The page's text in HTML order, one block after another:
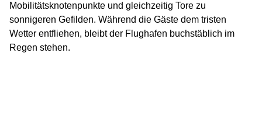
Mobilitätsknotenpunkte und gleichzeitig Tore zu
sonnigeren Gefilden. Während die Gäste dem tristen
Wetter entfliehen, bleibt der Flughafen buchstäblich im
Regen stehen.